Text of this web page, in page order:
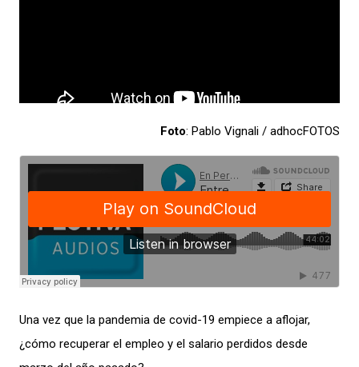
Foto: Pablo Vignali / adhocFOTOS
Una vez que la pandemia de covid-19 empiece a aflojar,
¿cómo recuperar el empleo y el salario perdidos desde